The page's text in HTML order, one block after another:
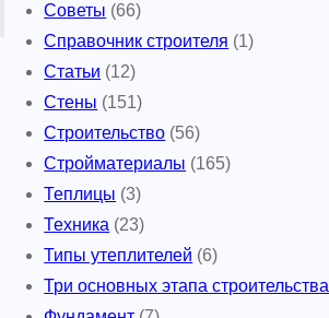
Советы (66)
Справочник строителя (1)
Статьи (12)
Стены (151)
Строительство (56)
Стройматериалы (165)
Теплицы (3)
Техника (23)
Типы утеплителей (6)
Три основных этапа строительства